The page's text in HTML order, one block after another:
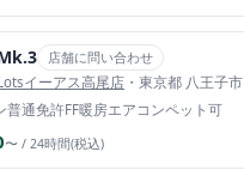
店舗に問い合わせ
イーアス高尾店 ・東京都 八王子市
普通免許FF暖房エアコンペット可
〜 / 24時間(税込)